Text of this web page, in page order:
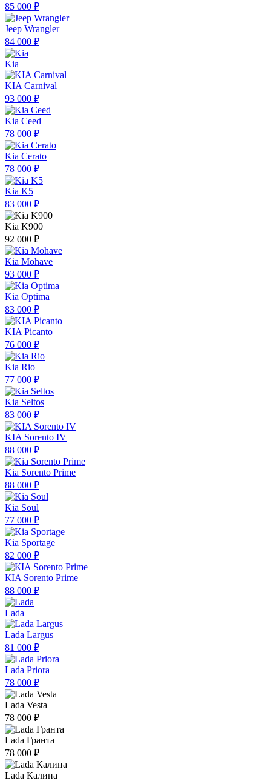
85 000 ₽
Jeep Wrangler
84 000 ₽
Kia
KIA Carnival
93 000 ₽
Kia Ceed
78 000 ₽
Kia Cerato
78 000 ₽
Kia K5
83 000 ₽
Kia K900
92 000 ₽
Kia Mohave
93 000 ₽
Kia Optima
83 000 ₽
KIA Picanto
76 000 ₽
Kia Rio
77 000 ₽
Kia Seltos
83 000 ₽
KIA Sorento IV
88 000 ₽
Kia Sorento Prime
88 000 ₽
Kia Soul
77 000 ₽
Kia Sportage
82 000 ₽
КIA Sorento Prime
88 000 ₽
Lada
Lada Largus
81 000 ₽
Lada Priora
78 000 ₽
Lada Vesta
78 000 ₽
Lada Гранта
78 000 ₽
Lada Калина